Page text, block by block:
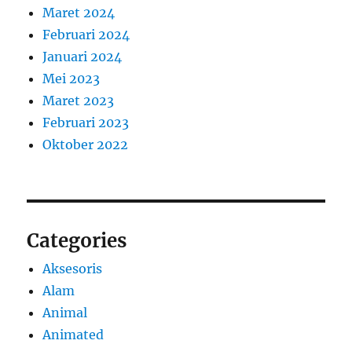
Maret 2024
Februari 2024
Januari 2024
Mei 2023
Maret 2023
Februari 2023
Oktober 2022
Categories
Aksesoris
Alam
Animal
Animated